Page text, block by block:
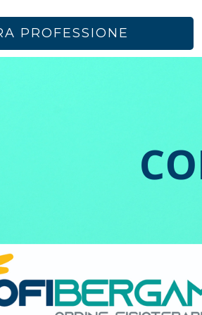
PROFESSIONE